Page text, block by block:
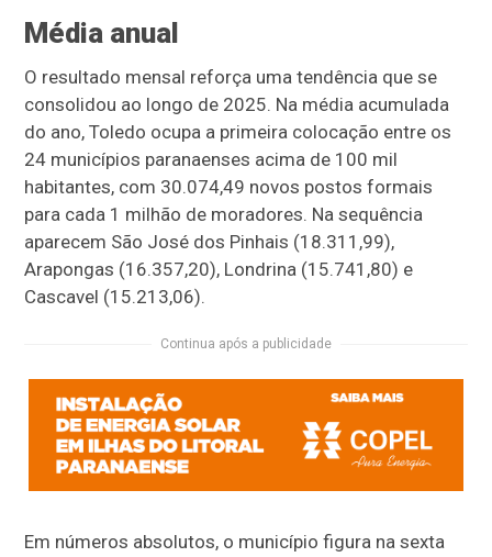
Média anual
O resultado mensal reforça uma tendência que se
consolidou ao longo de 2025. Na média acumulada
do ano, Toledo ocupa a primeira colocação entre os
24 municípios paranaenses acima de 100 mil
habitantes, com 30.074,49 novos postos formais
para cada 1 milhão de moradores. Na sequência
aparecem São José dos Pinhais (18.311,99),
Arapongas (16.357,20), Londrina (15.741,80) e
Cascavel (15.213,06).
Continua após a publicidade
Em números absolutos, o município figura na sexta